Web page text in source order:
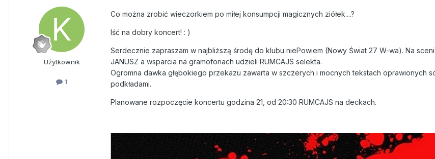
Użytkownik
1
Co można zrobić wieczorkiem po miłej konsumpcji magicznych ziółek....?
Iść na dobry koncert! : )
Serdecznie zapraszam w najbliższą środę do klubu niePowiem (Nowy Świat 27 W-wa). Na
JANUSZ a wsparcia na gramofonach udzieli RUMCAJS selekta.
Ogromna dawka głębokiego przekazu zawarta w szczerych i mocnych tekstach oprawionych
podkładami.
Planowane rozpoczęcie koncertu godzina 21, od 20:30 RUMCAJS na deckach.